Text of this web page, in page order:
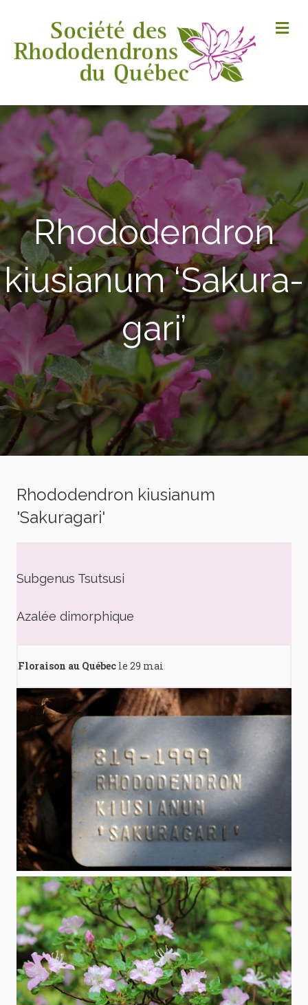
Rhododendron
kiusianum ‘Sakura-
gari’
Rhododendron kiusianum
'Sakuragari'
Subgenus Tsutsusi
Azalée dimorphique
Floraison au Québec le 29 mai